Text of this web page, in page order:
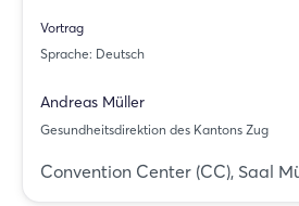
Vortrag
Sprache: Deutsch
Andreas Müller
Gesundheitsdirektion des Kantons Zug
Convention Center (CC), Saal